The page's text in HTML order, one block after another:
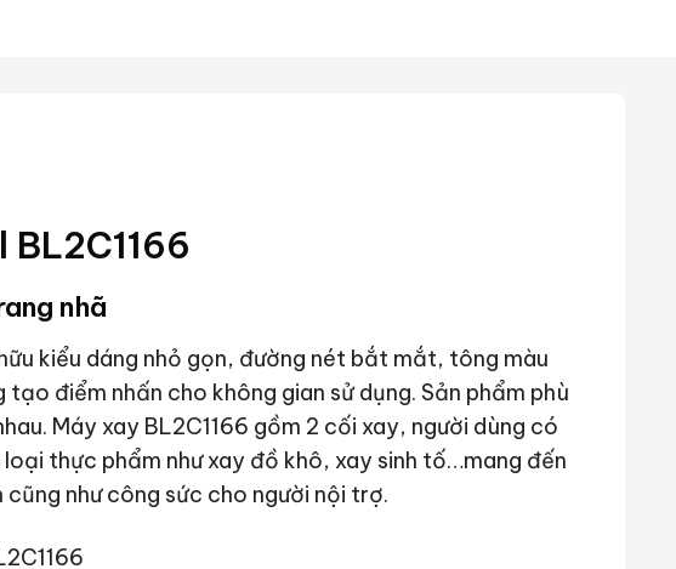
nhã
kiểu dáng nhỏ gọn, đường nét bắt mắt, tông màu
điểm nhấn cho không gian sử dụng. Sản phẩm phù
Máy xay BL2C1166 gồm 2 cối xay, người dùng có
loại thực phẩm như xay đồ khô, xay sinh tố…mang đến
như công sức cho người nội trợ.